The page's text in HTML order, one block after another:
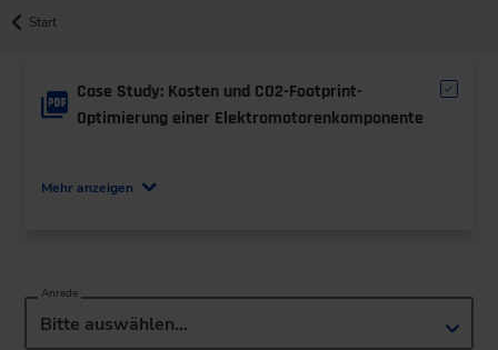
Start
Case Study: Kosten und CO2-Footprint-
Optimierung einer Elektromotorenkomponente
Mit Wertanalyse nach DIN EN 12973 – von
weniger CO₂ und 16% weniger Gewicht.
Mehr anzeigen
Bitte auswählen…
Anrede